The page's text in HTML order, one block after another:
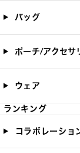
バッグ
ポーチ/アクセサ
ウェア
ランキング
コラボレーショ